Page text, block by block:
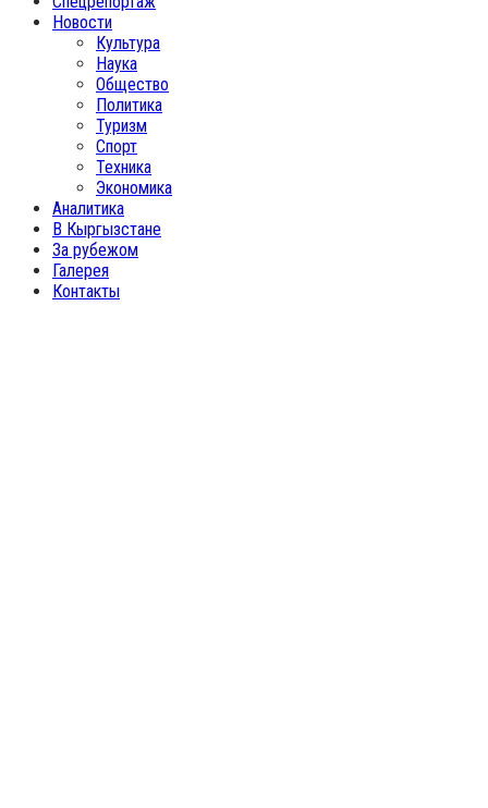
Новости
Культура
Наука
Общество
Политика
Туризм
Спорт
Техника
Экономика
Аналитика
В Кыргызстане
За рубежом
Галерея
Контакты